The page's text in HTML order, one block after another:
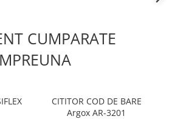
CUMPARATE
CITITOR COD DE BARE
Argox AR-3201